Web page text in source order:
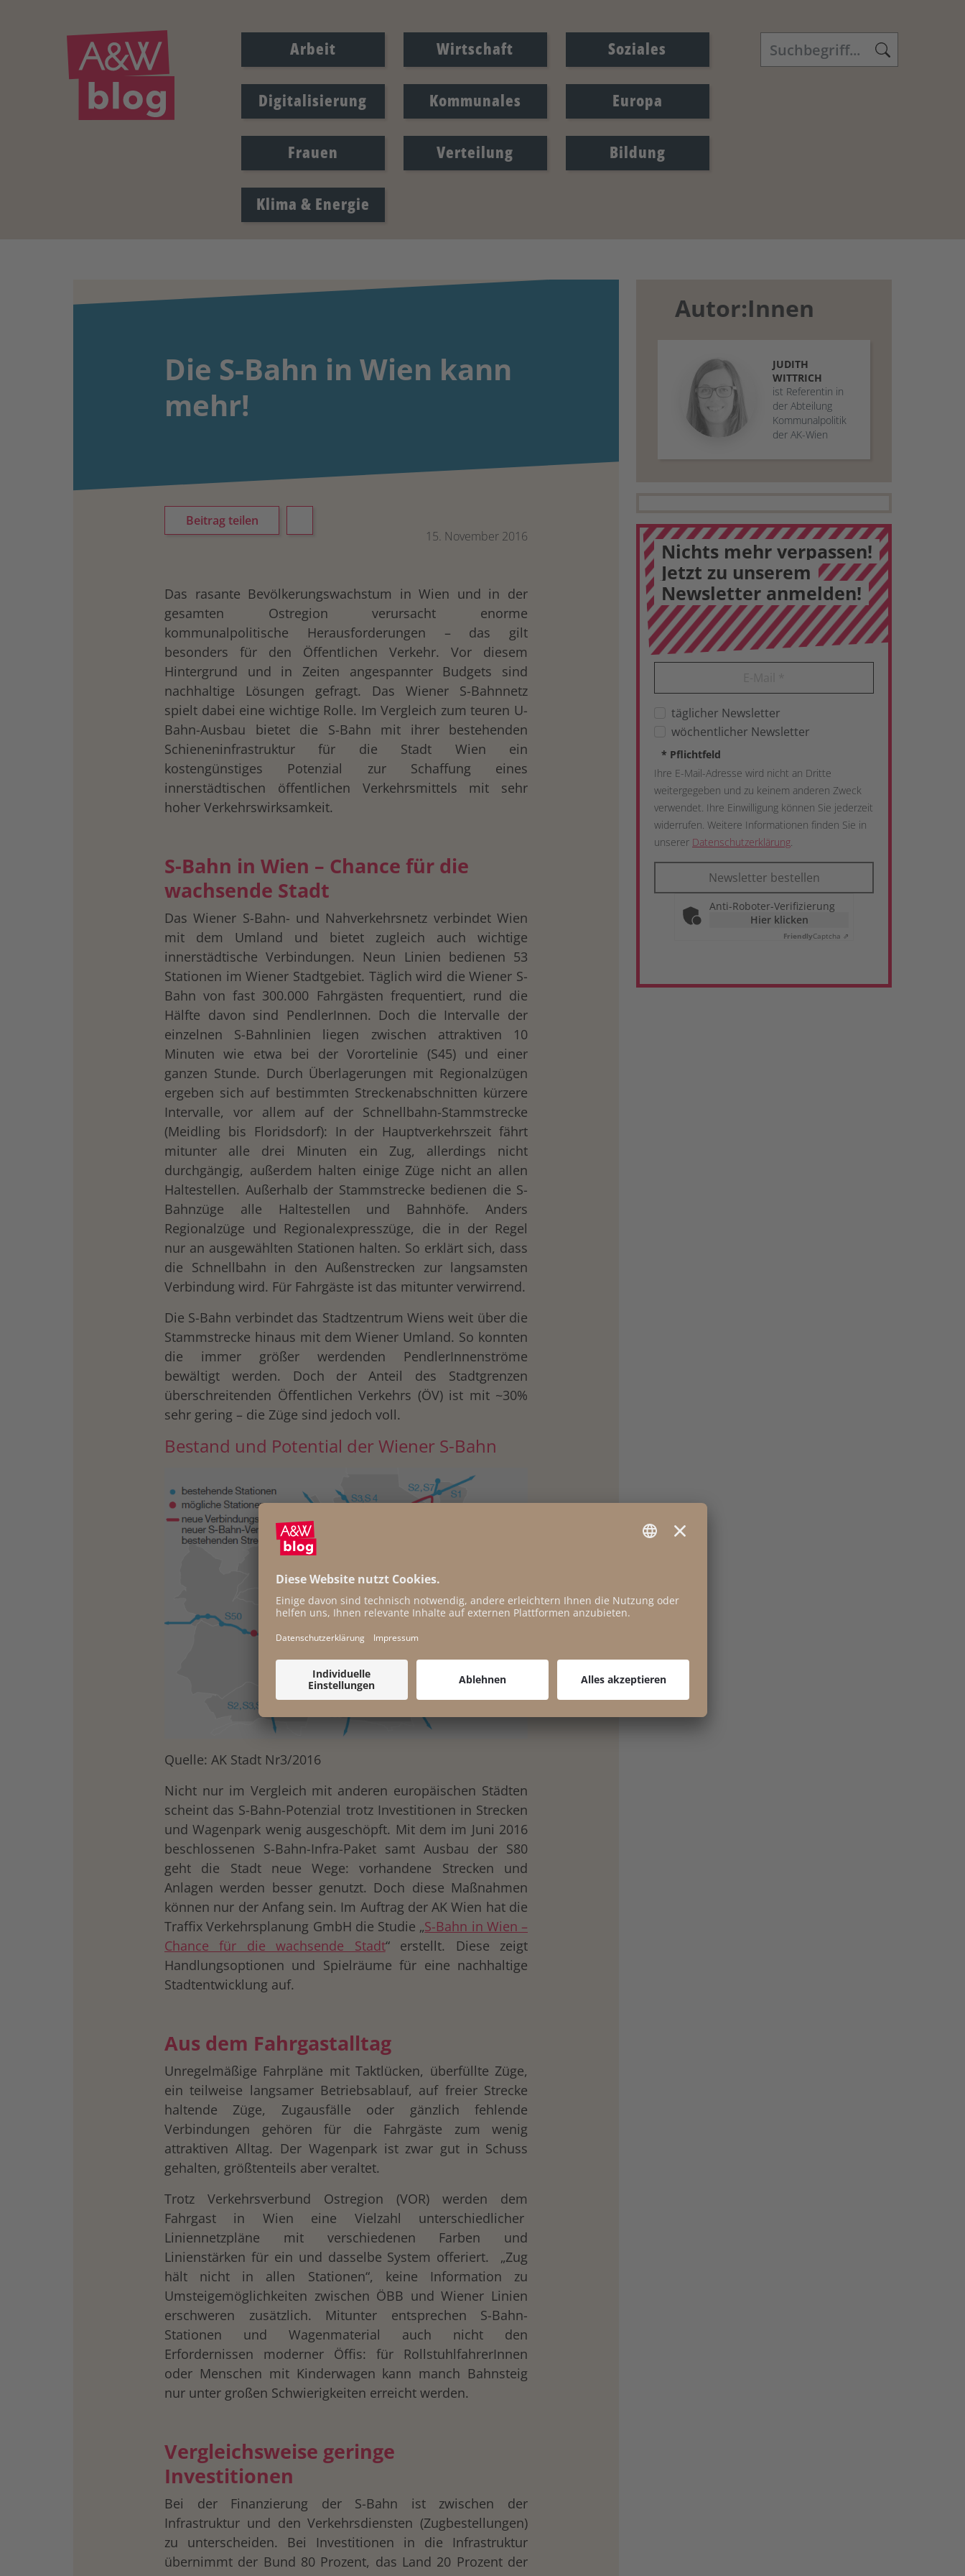
Arbeit Wirtschaft Soziales
Digitalisierung Kommunales Europa
Frauen Verteilung Bildung
Klima & Energie
Die S-Bahn in Wien kann
mehr!
Beitrag teilen
15. November 2016
Das rasante Bevölkerungswachstum in Wien und in der
gesamten Ostregion verursacht enorme
kommunalpolitische Herausforderungen – das gilt
besonders für den Öffentlichen Verkehr. Vor diesem
Hintergrund und in Zeiten angespannter Budgets sind
nachhaltige Lösungen gefragt. Das Wiener S-Bahnnetz
spielt dabei eine wichtige Rolle. Im Vergleich zum teuren U-
Bahn-Ausbau bietet die S-Bahn mit ihrer bestehenden
Schieneninfrastruktur für die Stadt Wien ein
kostengünstiges Potenzial zur Schaffung eines
innerstädtischen öffentlichen Verkehrsmittels mit sehr
hoher Verkehrswirksamkeit.
S-Bahn in Wien – Chance für die
wachsende Stadt
Das Wiener S-Bahn- und Nahverkehrsnetz verbindet Wien
mit dem Umland und bietet zugleich auch wichtige
innerstädtische Verbindungen. Neun Linien bedienen 53
Stationen im Wiener Stadtgebiet. Täglich wird die Wiener S-
Bahn von fast 300.000 Fahrgästen frequentiert, rund die
Hälfte davon sind PendlerInnen. Doch die Intervalle der
einzelnen S-Bahnlinien liegen zwischen attraktiven 10
Minuten wie etwa bei der Vorortelinie (S45) und einer
ganzen Stunde. Durch Überlagerungen mit Regionalzügen
ergeben sich auf bestimmten Streckenabschnitten kürzere
Intervalle, vor allem auf der Schnellbahn-Stammstrecke
(Meidling bis Floridsdorf): In der Hauptverkehrszeit fährt
mitunter alle drei Minuten ein Zug, allerdings nicht
durchgängig, außerdem halten einige Züge nicht an allen
Haltestellen. Außerhalb der Stammstrecke bedienen die S-
Bahnzüge alle Haltestellen und Bahnhöfe. Anders
Regionalzüge und Regionalexpresszüge, die in der Regel
nur an ausgewählten Stationen halten. So erklärt sich, dass
die Schnellbahn in den Außenstrecken zur langsamsten
Verbindung wird. Für Fahrgäste ist das mitunter verwirrend.
Die S-Bahn verbindet das Stadtzentrum Wiens weit über die
Stammstrecke hinaus mit dem Wiener Umland. So konnten
die immer größer werdenden PendlerInnenströme
bewältigt werden. Doch der Anteil des Stadtgrenzen
überschreitenden Öffentlichen Verkehrs (ÖV) ist mit ~30%
sehr gering – die Züge sind jedoch voll.
Bestand und Potential der Wiener S-Bahn
Quelle: AK Stadt Nr3/2016
Nicht nur im Vergleich mit anderen europäischen Städten
scheint das S-Bahn-Potenzial trotz Investitionen in Strecken
und Wagenpark wenig ausgeschöpft. Mit dem im Juni 2016
beschlossenen S-Bahn-Infra-Paket samt Ausbau der S80
geht die Stadt neue Wege: vorhandene Strecken und
Anlagen werden besser genutzt. Doch diese Maßnahmen
können nur der Anfang sein. Im Auftrag der AK Wien hat die
Traffix Verkehrsplanung GmbH die Studie „S-Bahn in Wien –
Chance für die wachsende Stadt“ erstellt. Diese zeigt
Handlungsoptionen und Spielräume für eine nachhaltige
Stadtentwicklung auf.
Aus dem Fahrgastalltag
Unregelmäßige Fahrpläne mit Taktlücken, überfüllte Züge,
ein teilweise langsamer Betriebsablauf, auf freier Strecke
haltende Züge, Zugausfälle oder gänzlich fehlende
Verbindungen gehören für die Fahrgäste zum wenig
attraktiven Alltag. Der Wagenpark ist zwar gut in Schuss
gehalten, größtenteils aber veraltet.
Trotz Verkehrsverbund Ostregion (VOR) werden dem
Fahrgast in Wien eine Vielzahl unterschiedlicher
Liniennetzpläne mit verschiedenen Farben und
Linienstärken für ein und dasselbe System offeriert. „Zug
hält nicht in allen Stationen“, keine Information zu
Umsteigemöglichkeiten zwischen ÖBB und Wiener Linien
erschweren zusätzlich. Mitunter entsprechen S-Bahn-
Stationen und Wagenmaterial auch nicht den
Erfordernissen moderner Öffis: für RollstuhlfahrerInnen
oder Menschen mit Kinderwagen kann manch Bahnsteig
nur unter großen Schwierigkeiten erreicht werden.
Vergleichsweise geringe
Investitionen
Bei der Finanzierung der S-Bahn ist zwischen der
Infrastruktur und den Verkehrsdiensten (Zugbestellungen)
zu unterscheiden. Bei Investitionen in die Infrastruktur
übernimmt der Bund 80 Prozent, das Land 20 Prozent der
Autor:Innen
JUDITH
WITTRICH
ist Referentin in
der Abteilung
Kommunalpolitik
der AK-Wien
Nichts mehr verpassen!
Jetzt zu unserem
Newsletter anmelden!
täglicher Newsletter
wöchentlicher Newsletter
* Pflichtfeld
Ihre E-Mail-Adresse wird nicht an Dritte
weitergegeben und zu keinem anderen Zweck
verwendet. Ihre Einwilligung können Sie jederzeit
widerrufen. Weitere Informationen finden Sie in
unserer Datenschutzerklärung.
Newsletter bestellen
Anti-Roboter-Verifizierung
Hier klicken
FriendlyCaptcha ⇗